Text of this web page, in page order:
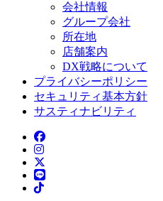
会社情報
グループ会社
所在地
店舗案内
DX戦略について
プライバシーポリシー
セキュリティ基本方針
サスティナビリティ
Facebook
Instagram
LINE
TikTok